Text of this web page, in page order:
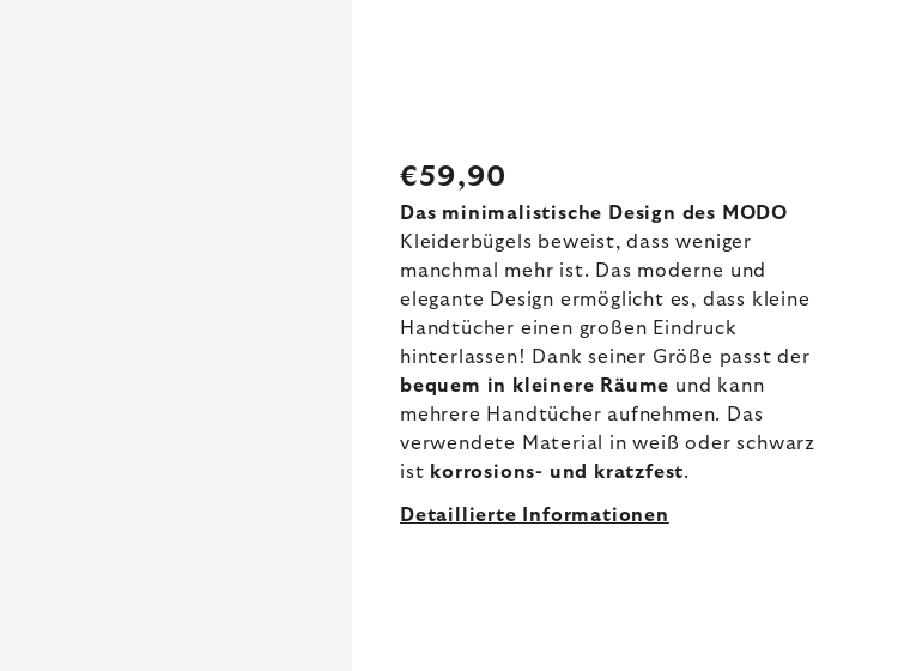
€59,90
Das minimalistische Design des MODO
Kleiderbügels beweist, dass weniger
manchmal mehr ist. Das moderne und
elegante Design ermöglicht es, dass kleine
Handtücher einen großen Eindruck
hinterlassen! Dank seiner Größe passt der
bequem in kleinere Räume und kann
mehrere Handtücher aufnehmen. Das
verwendete Material in weiß oder schwarz
ist korrosions- und kratzfest.
Detaillierte Informationen